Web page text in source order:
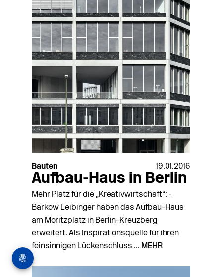
Bauten 19.01.2016
Aufbau-Haus in Berlin
Mehr Platz für die „Kreativwirtschaft“: ­
Barkow Leibinger haben das ­Aufbau-Haus
am Moritzplatz in Berlin-Kreuzberg
erweitert. Als Inspirationsquelle für ihren
feinsinnigen Lückenschluss ... MEHR